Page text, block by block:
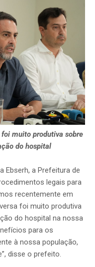
muito produtiva sobre
do hospital
Ebserh, a Prefeitura de
legais para
recentemente em
foi muito produtiva
do hospital na nossa
para os
à nossa população,
disse o prefeito.